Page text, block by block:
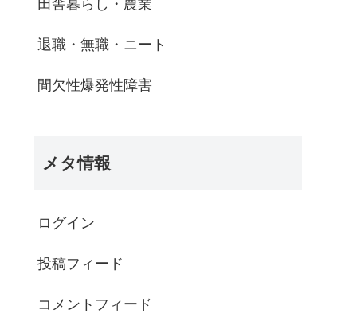
田舎暮らし・農業
退職・無職・ニート
間欠性爆発性障害
メタ情報
ログイン
投稿フィード
コメントフィード